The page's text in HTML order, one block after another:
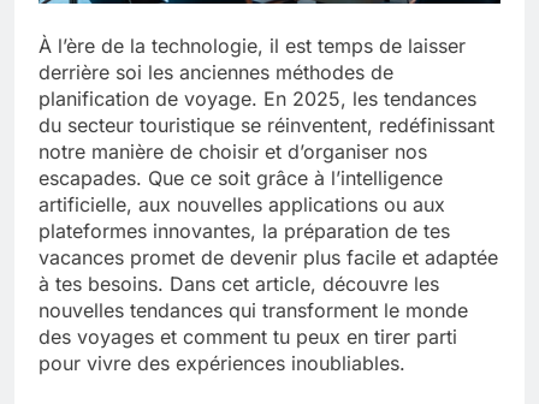
Tout savoir sur les impatiens de
nouvelle guinée : culture et entretien
5 Mois Ago
Quels sont les inconvénients de
l’eucalyptus gunnii pour votre jardin
5 Mois Ago
À partir de quel montant la CAF porte
plainte : comprendre les seuils à
connaître
5 Mois Ago
À l’ère de la technologie, il est temps de laisser
derrière soi les anciennes méthodes de
planification de voyage. En 2025, les tendances
du secteur touristique se réinventent, redéfinissant
notre manière de choisir et d’organiser nos
escapades. Que ce soit grâce à l’intelligence
artificielle, aux nouvelles applications ou aux
plateformes innovantes, la préparation de tes
vacances promet de devenir plus facile et adaptée
à tes besoins. Dans cet article, découvre les
nouvelles tendances qui transforment le monde
des voyages et comment tu peux en tirer parti
pour vivre des expériences inoubliables.